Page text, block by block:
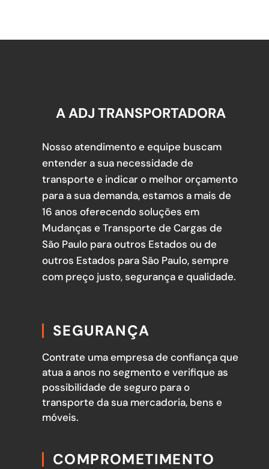
A ADJ TRANSPORTADORA
Nosso atendimento e equipe buscam
entender a sua necessidade de
transporte e indicar o melhor orçamento
para a sua demanda, estamos a mais de
16 anos oferecendo soluções em
Mudanças e Transporte de Cargas de
São Paulo para outros Estados ou de
outros Estados para São Paulo, sempre
com preço justo, segurança e qualidade.
SEGURANÇA
Contrate uma empresa de confiança que
atua a anos no segmento e verifique as
possibilidade de seguro para o
transporte da sua mercadoria, bens e
móveis.
COMPROMETIMENTO